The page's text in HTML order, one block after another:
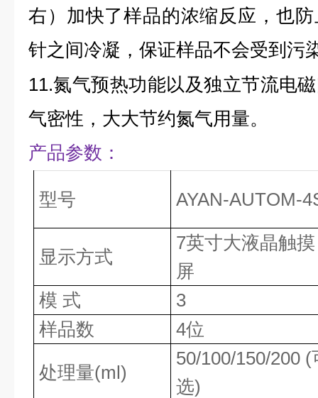
右）加快了样品的浓缩反应，也
针之间冷凝，保证样品不会受到污
11.氮气预热功能以及独立节流电
气密性，大大节约氮气用量。
产品参数：
型号 AYAN-AUTOM-
显示方式
7英寸大液晶触摸
屏
模 式
3
样品数
4位
处理量(ml)
50/100/150/200 (
选)